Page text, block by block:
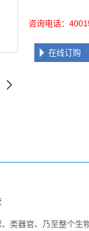
咨询电话：
在线订购
器官、乃至整个生